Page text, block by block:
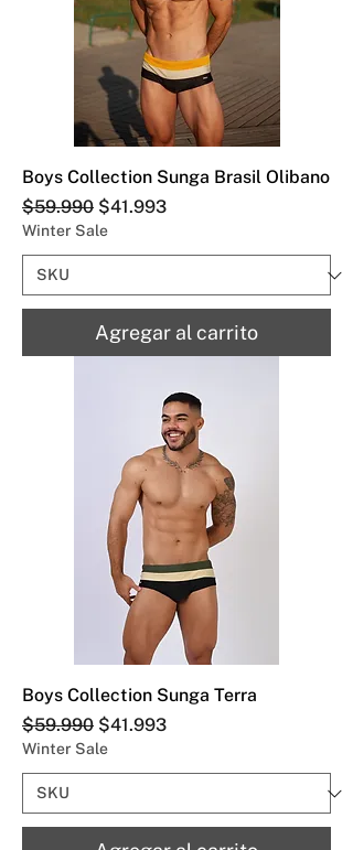
Boys Collection Sunga Brasil Olibano
Precio
$59.990 Precio de oferta
$41.993
Winter Sale
Agregar al carrito
Boys Collection Sunga Terra
Precio
$59.990 Precio de oferta
$41.993
Winter Sale